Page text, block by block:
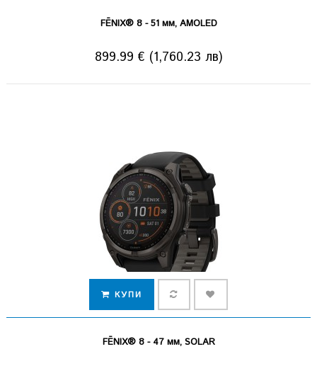
FĒNIX® 8 - 51 мм, AMOLED
899.99 € (1,760.23 лв)
КУПИ
FĒNIX® 8 - 47 мм, SOLAR